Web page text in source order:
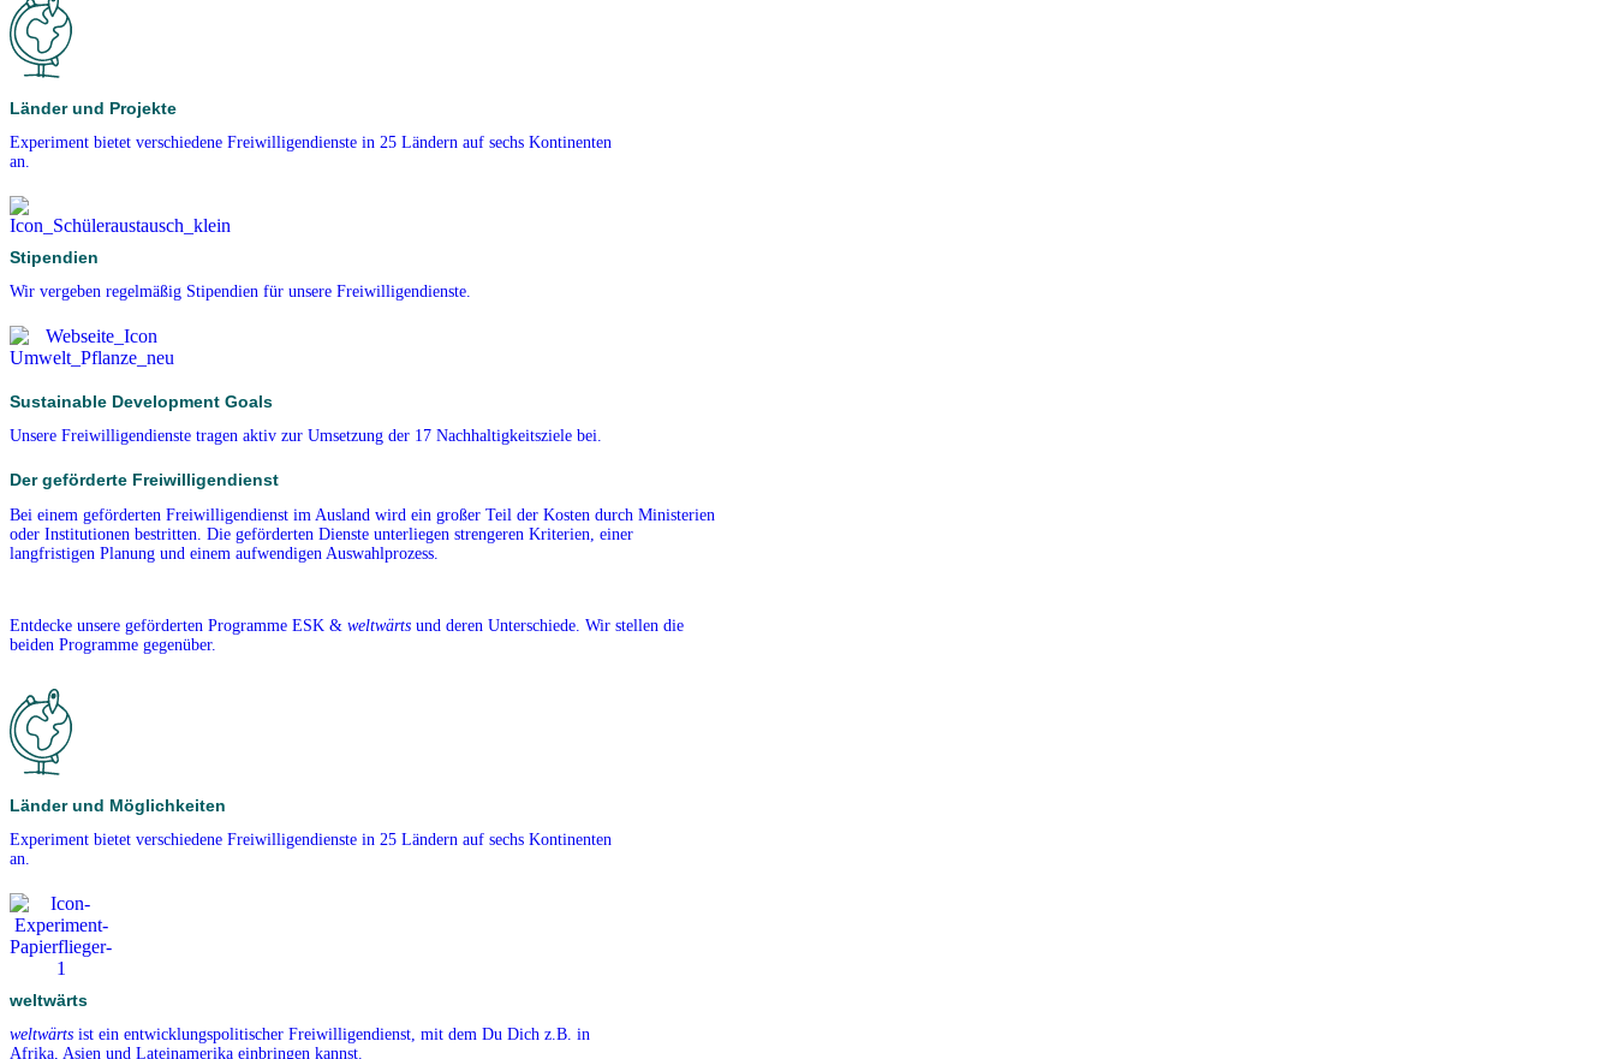
Länder und Projekte
Experiment bietet verschiedene Freiwilligendienste in 25 Ländern auf sechs Kontinenten
an.
Stipendien
Wir vergeben regelmäßig Stipendien für unsere Freiwilligendienste.
Sustainable Development Goals
Unsere Freiwilligendienste tragen aktiv zur Umsetzung der 17 Nachhaltigkeitsziele bei.
Der geförderte Freiwilligendienst
Bei einem geförderten Freiwilligendienst im Ausland wird ein großer Teil der Kosten durch Ministerien
oder Institutionen bestritten. Die geförderten Dienste unterliegen strengeren Kriterien, einer
langfristigen Planung und einem aufwendigen Auswahlprozess.
Entdecke unsere geförderten Programme ESK & weltwärts und deren Unterschiede. Wir stellen die
beiden Programme gegenüber.
Länder und Möglichkeiten
Experiment bietet verschiedene Freiwilligendienste in 25 Ländern auf sechs Kontinenten
an.
weltwärts
weltwärts ist ein entwicklungspolitischer Freiwilligendienst, mit dem Du Dich z.B. in
Afrika, Asien und Lateinamerika einbringen kannst.